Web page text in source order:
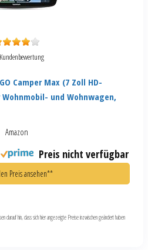
Camper Max (7 Zoll HD-
und Wohnwagen,
Amazon
Preis nicht verfügbar
Preis ansehen**
darauf hin, dass sich hier angezeigte Preise inzwischen geändert haben